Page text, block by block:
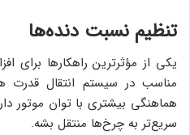
تنظیم نسبت دنده‌ها
یکی از مؤثرترین راهکارها برای
مناسب در سیستم انتقال قدرت
هماهنگی بیشتری با توان موتور
سریع‌تر به چرخ‌ها منتقل بشه.